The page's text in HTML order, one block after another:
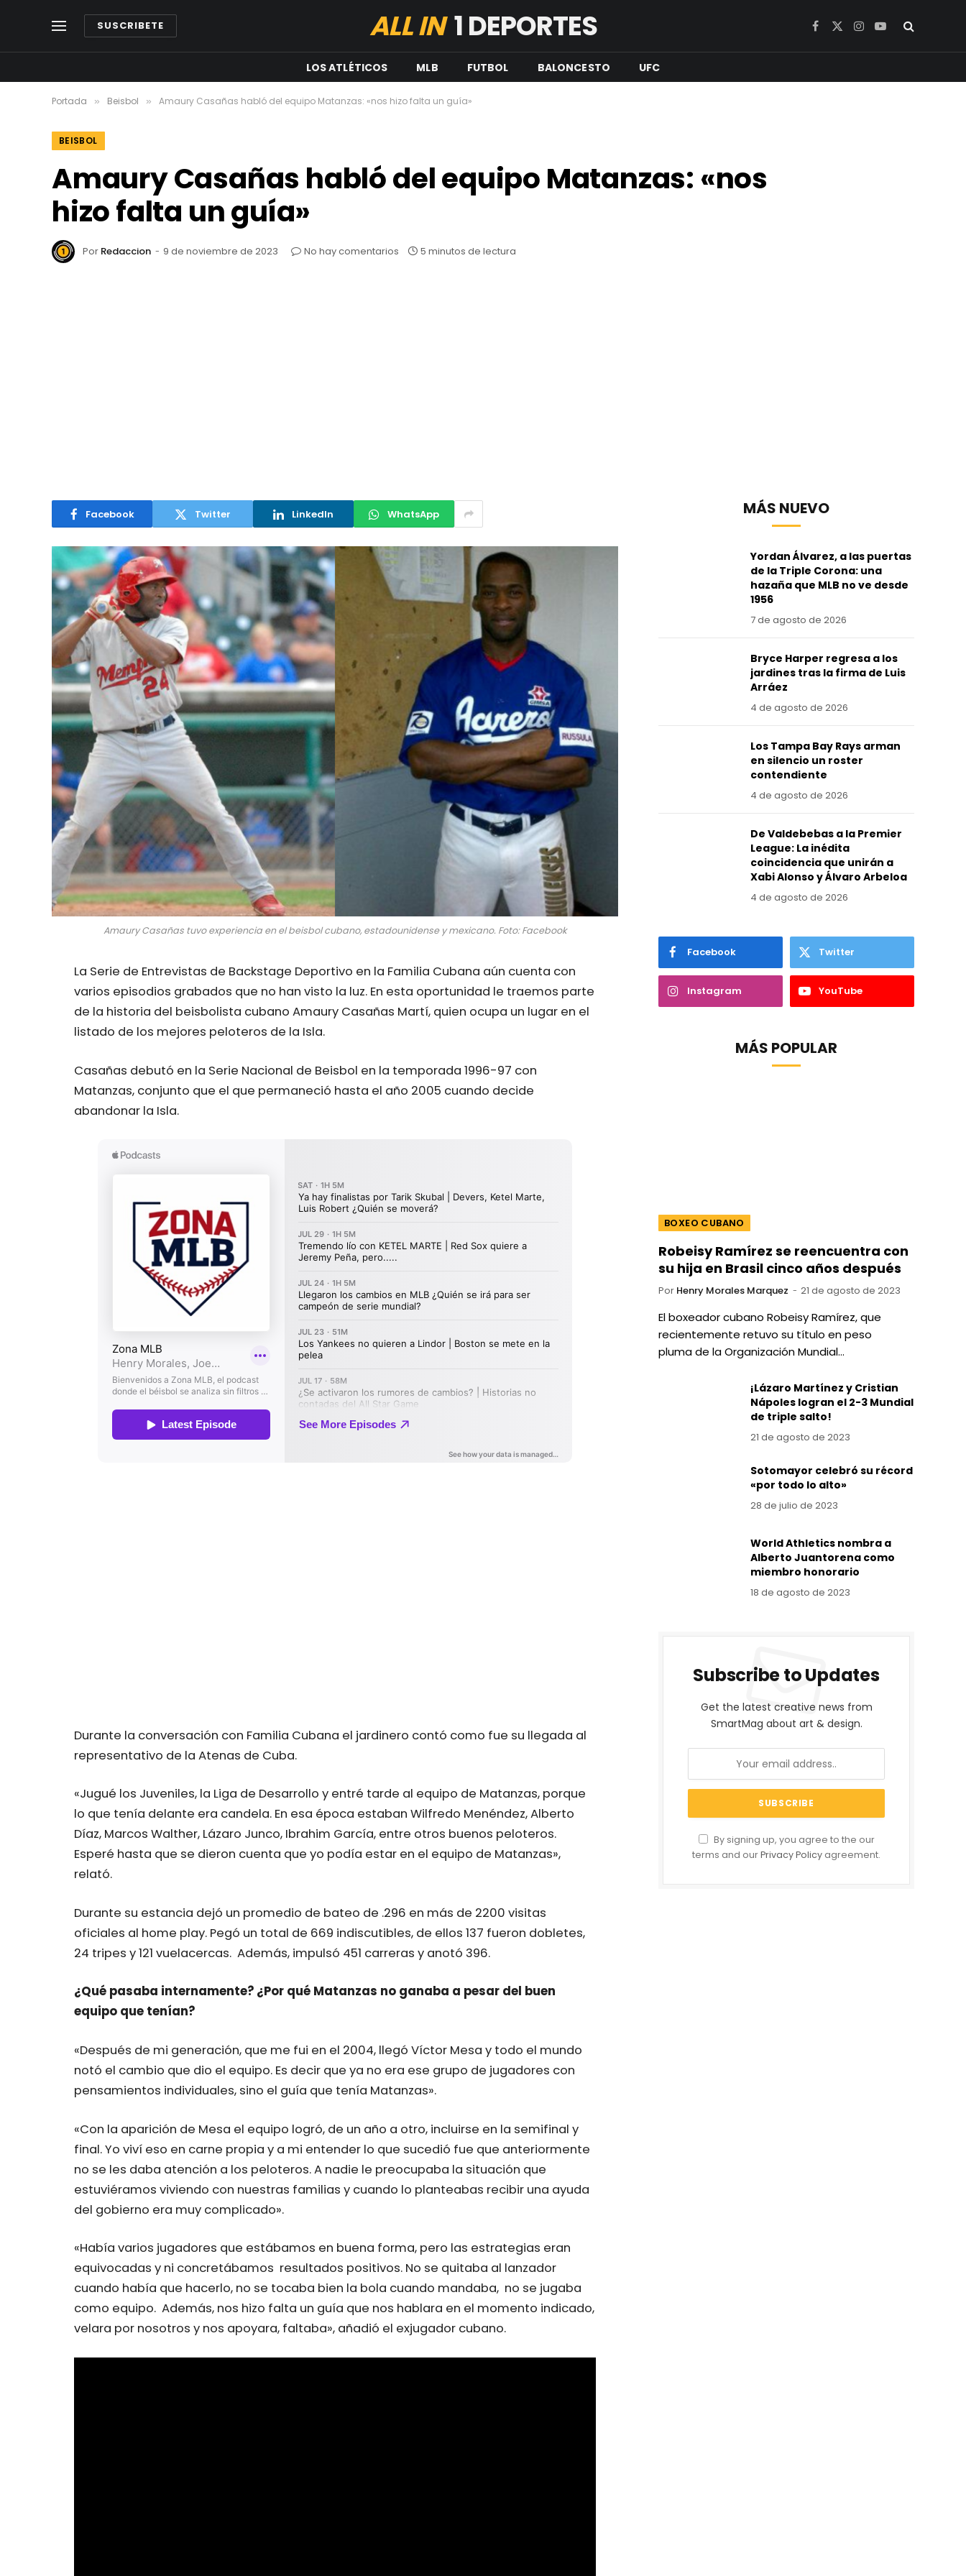
SUSCRIBETE ALL IN1 DEPORTES Facebook
X
Instagram
YouTube
LOS ATLÉTICOS MLB FUTBOL BALONCESTO UFC
Portada » Beisbol » Amaury Casañas habló del equipo Matanzas: «nos hizo falta un guía»
BEISBOL
Amaury Casañas habló del equipo Matanzas: «nos
hizo falta un guía»
Por Redaccion 9 de noviembre de 2023 No hay comentarios 5 minutos de lectura
Facebook Twitter LinkedIn WhatsApp
Amaury Casañas tuvo experiencia en el beisbol cubano, estadounidense y mexicano. Foto: Facebook
La Serie de Entrevistas de Backstage Deportivo en la Familia Cubana aún cuenta con
varios episodios grabados que no han visto la luz. En esta oportunidad le traemos parte
de la historia del beisbolista cubano Amaury Casañas Martí, quien ocupa un lugar en el
listado de los mejores peloteros de la Isla.
Casañas debutó en la Serie Nacional de Beisbol en la temporada 1996-97 con
Matanzas, conjunto que el que permaneció hasta el año 2005 cuando decide
abandonar la Isla.
Durante la conversación con Familia Cubana el jardinero contó como fue su llegada al
representativo de la Atenas de Cuba.
«Jugué los Juveniles, la Liga de Desarrollo y entré tarde al equipo de Matanzas, porque
lo que tenía delante era candela. En esa época estaban Wilfredo Menéndez, Alberto
Díaz, Marcos Walther, Lázaro Junco, Ibrahim García, entre otros buenos peloteros.
Esperé hasta que se dieron cuenta que yo podía estar en el equipo de Matanzas»,
relató.
Durante su estancia dejó un promedio de bateo de .296 en más de 2200 visitas
oficiales al home play. Pegó un total de 669 indiscutibles, de ellos 137 fueron dobletes,
24 tripes y 121 vuelacercas. Además, impulsó 451 carreras y anotó 396.
¿Qué pasaba internamente? ¿Por qué Matanzas no ganaba a pesar del buen
equipo que tenían?
«Después de mi generación, que me fui en el 2004, llegó Víctor Mesa y todo el mundo
notó el cambio que dio el equipo. Es decir que ya no era ese grupo de jugadores con
pensamientos individuales, sino el guía que tenía Matanzas».
«Con la aparición de Mesa el equipo logró, de un año a otro, incluirse en la semifinal y
final. Yo viví eso en carne propia y a mi entender lo que sucedió fue que anteriormente
no se les daba atención a los peloteros. A nadie le preocupaba la situación que
estuviéramos viviendo con nuestras familias y cuando lo planteabas recibir una ayuda
del gobierno era muy complicado».
«Había varios jugadores que estábamos en buena forma, pero las estrategias eran
equivocadas y ni concretábamos resultados positivos. No se quitaba al lanzador
cuando había que hacerlo, no se tocaba bien la bola cuando mandaba, no se jugaba
como equipo. Además, nos hizo falta un guía que nos hablara en el momento indicado,
velara por nosotros y nos apoyara, faltaba», añadió el exjugador cubano.
MÁS NUEVO
Yordan Álvarez, a las puertas
de la Triple Corona: una
hazaña que MLB no ve desde
1956
7 de agosto de 2026
Bryce Harper regresa a los
jardines tras la firma de Luis
Arráez
4 de agosto de 2026
Los Tampa Bay Rays arman
en silencio un roster
contendiente
4 de agosto de 2026
De Valdebebas a la Premier
League: La inédita
coincidencia que unirán a
Xabi Alonso y Álvaro Arbeloa
4 de agosto de 2026
Facebook Twitter
Instagram YouTube
MÁS POPULAR
BOXEO CUBANO
Robeisy Ramírez se reencuentra con
su hija en Brasil cinco años después
Por Henry Morales Marquez 21 de agosto de 2023
El boxeador cubano Robeisy Ramírez, que
recientemente retuvo su título en peso
pluma de la Organización Mundial…
¡Lázaro Martínez y Cristian
Nápoles logran el 2-3 Mundial
de triple salto!
21 de agosto de 2023
Sotomayor celebró su récord
«por todo lo alto»
28 de julio de 2023
World Athletics nombra a
Alberto Juantorena como
miembro honorario
18 de agosto de 2023
Subscribe to Updates
Get the latest creative news from
SmartMag about art & design.
By signing up, you agree to the our
terms and ourPrivacy Policy agreement.